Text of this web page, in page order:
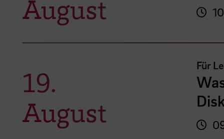
August
19.
August
Für